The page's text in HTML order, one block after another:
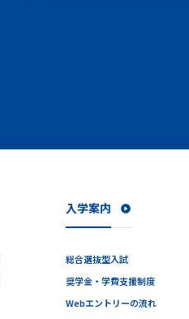
入学案内
総合選抜型入試
奨学金・学費支援制度
Webエントリーの流れ